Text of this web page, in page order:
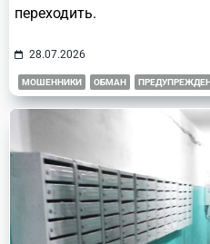
переходить.
28.07.2026
МОШЕННИКИ ОБМАН